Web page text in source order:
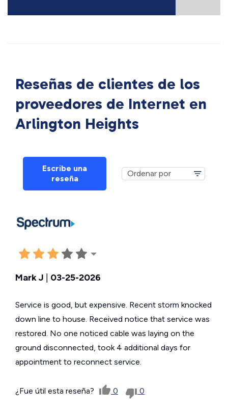
Reseñas de clientes de los
proveedores de Internet en
Arlington Heights
Escribe una
reseña
Mark J 03-25-2026
Service is good, but expensive. Recent storm knocked
down line to house. Received notice that service was
restored. No one noticed cable was laying on the
ground disconnected, took 4 additional days for
appointment to reconnect service.
¿Fue útil esta reseña? 0 0